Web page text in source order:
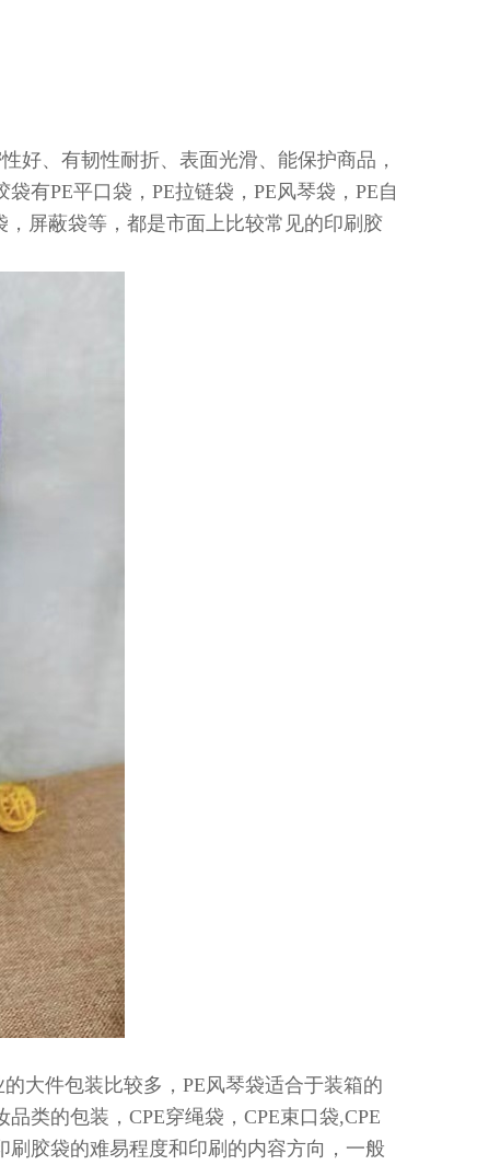
好、有韧性耐折、表面光滑、能保护商品，
有PE平口袋，PE拉链袋，PE风琴袋，PE自
，屏蔽袋等，都是市面上比较常见的印刷胶
大件包装比较多，PE风琴袋适合于装箱的
类的包装，CPE穿绳袋，CPE束口袋,CPE
胶袋的难易程度和印刷的内容方向，一般